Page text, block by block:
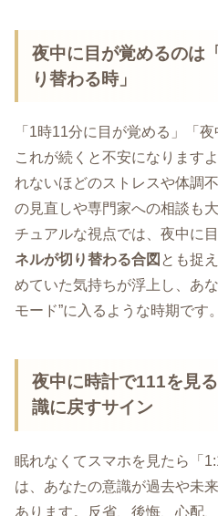
夜中に目が覚めるのは
り替わる時」
「1時11分に目が覚める」「
これが続くと不安になります
れないほどのストレスや体調
の見直しや専門家への相談も
チュアルな視点では、夜中に
ネルが切り替わる合図 とも捉
めていた気持ちが浮上し、あ
モード”に入るような時期です。
夜中に時計で111を見
識に戻すサイン
眠れなくてスマホを見たら「
は、あなたの意識が過去や未
あります。反省、後悔、心配